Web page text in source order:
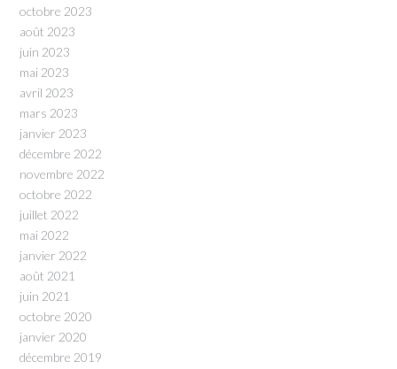
octobre 2023
août 2023
juin 2023
mai 2023
avril 2023
mars 2023
janvier 2023
décembre 2022
novembre 2022
octobre 2022
juillet 2022
mai 2022
janvier 2022
août 2021
juin 2021
octobre 2020
janvier 2020
décembre 2019